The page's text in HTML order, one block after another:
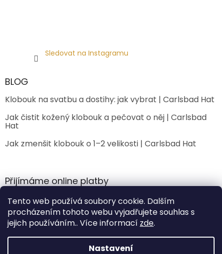
Tento web používá soubory cookie. Dalším
procházením tohoto webu vyjadřujete souhlas s
jejich používáním.. Více informací zde.
Nastavení
Sledovat na Instagramu
BLOG
Klobouk na svatbu a dostihy: jak vybrat | Carlsbad Hat
Jak čistit kožený klobouk a pečovat o něj | Carlsbad
Hat
Jak zmenšit klobouk o 1–2 velikosti | Carlsbad Hat
Přijímáme online platby
Vytvořil Shoptet Premium